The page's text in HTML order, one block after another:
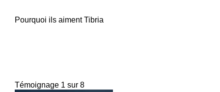
Pourquoi ils aiment Tibria
Témoignage 1 sur 8